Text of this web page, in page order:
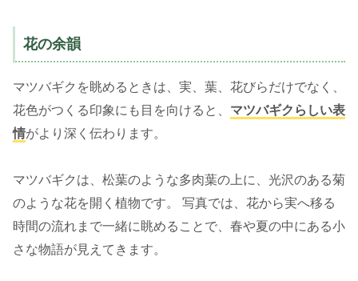
花の余韻
マツバギクを眺めるときは、実、葉、花びらだけでなく、
花色がつくる印象にも目を向けると、 マツバギクらしい表
情がより深く伝わります。
マツバギクは、松葉のような多肉葉の上に、光沢のある菊
のような花を開く植物です。 写真では、花から実へ移る
時間の流れまで一緒に眺めることで、春や夏の中にある小
さな物語が見えてきます。